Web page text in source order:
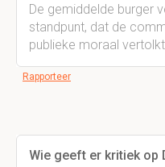
De gemiddelde burger
standpunt, dat de
publieke moraal
Rapporteer
Wie geeft er kritiek op